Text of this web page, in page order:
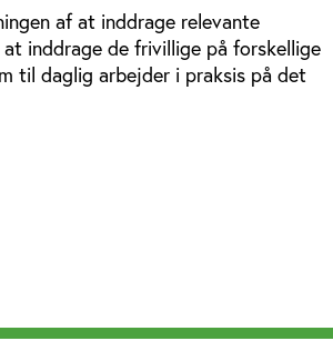
af at inddrage relevante
inddrage de frivillige på forskellige
til daglig arbejder i praksis på det